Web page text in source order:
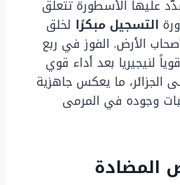
عليها الأسطورة تتعلق
التسجيل مبكرًا لخلق
الأرض. الفوز في ربع
لنيجيريا بعد أداء قوي
في الفوز 2-0 على الجزائر، ما يعكس جاهزية
وجوده في المرمى
المضادة